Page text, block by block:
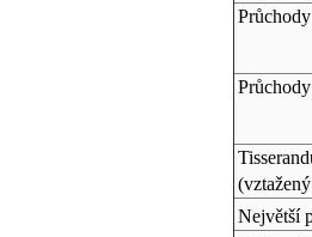
Největší